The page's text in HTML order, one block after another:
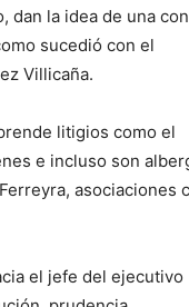
la idea de una
sucedió con el
Villicaña.
litigios como el
e incluso son
asociaciones
el jefe del ejecutivo